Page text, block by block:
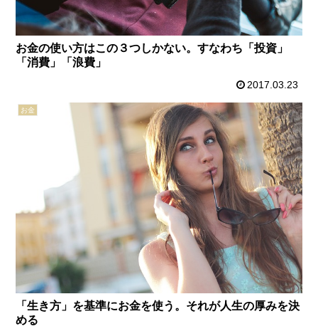
お金の使い方はこの３つしかない。すなわち「投資」
「消費」「浪費」
2017.03.23
お金
「生き方」を基準にお金を使う。それが人生の厚みを決
める